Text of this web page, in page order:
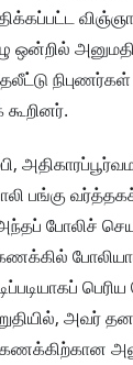
ஒன்றில்
பங்கு
அந்தப் போலிச்
கணக்கில்
அவர்